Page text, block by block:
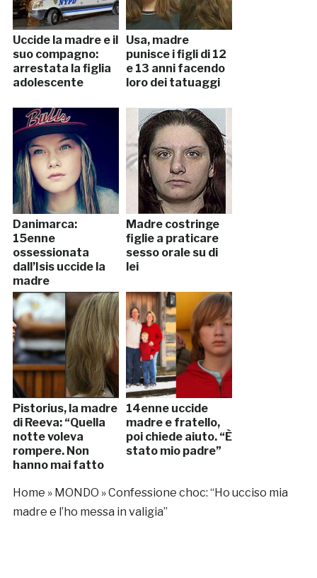
Uccide la madre e il
suo compagno:
arrestata la figlia
adolescente
Usa, madre
punisce i figli di 12
e 13 anni facendo
loro dei tatuaggi
Danimarca:
15enne
ossessionata
dall’Isis uccide la
madre
Madre costringe
figlie a praticare
sesso orale su di
lei
Pistorius, la madre
di Reeva: “Quella
notte voleva
rompere. Non
hanno mai fatto
14enne uccide
madre e fratello,
poi chiede aiuto. “È
stato mio padre”
Home » MONDO »Confessione choc: “Ho ucciso mia
madre e l’ho messa in valigia”